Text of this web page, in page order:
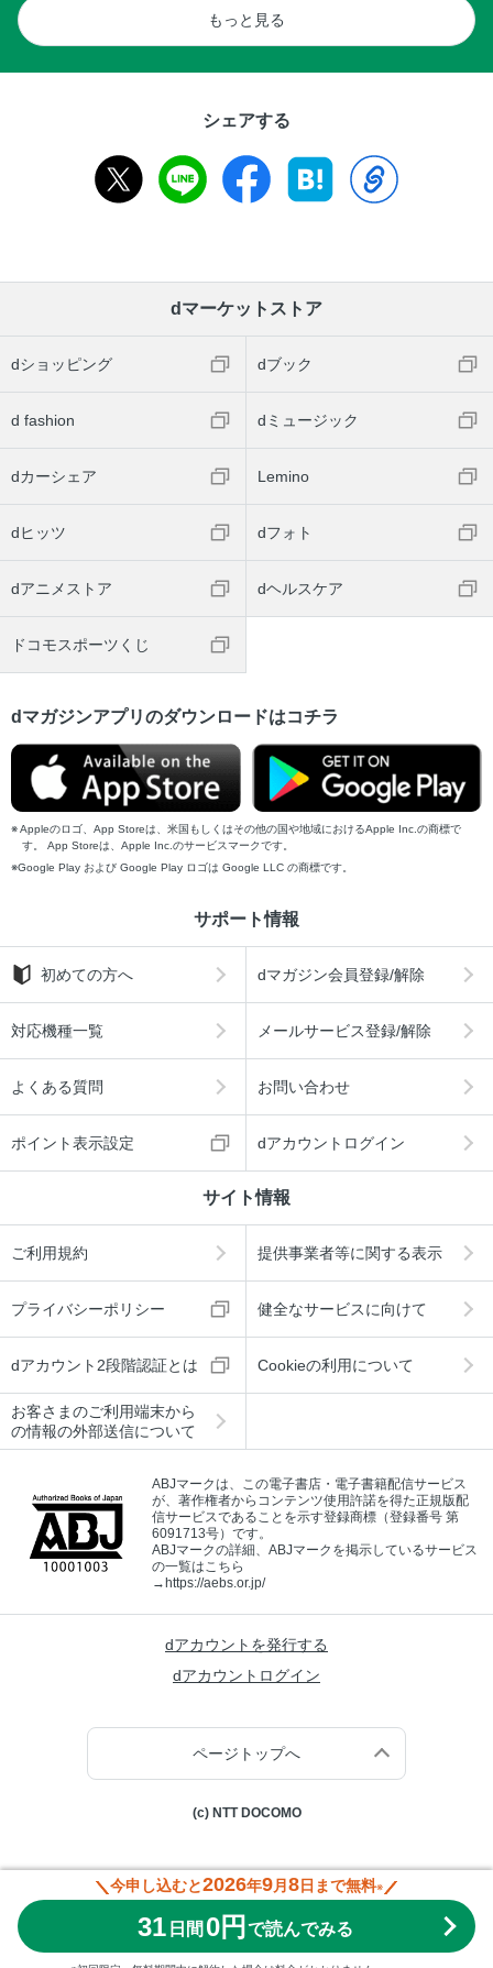
もっと見る
シェアする
dマーケットストア
dショッピング dブック
d fashion dミュージック
dカーシェア Lemino
dヒッツ dフォト
dアニメストア dヘルスケア
ドコモスポーツくじ
dマガジンアプリのダウンロードはコチラ
Appleのロゴ、App Storeは、米国もしくはその他の国や地域におけるApple Inc.の商標で
す。 App Storeは、Apple Inc.のサービスマークです。
Google Play および Google Play ロゴは Google LLC の商標です。
サポート情報
初めての方へ dマガジン会員登録/解除
対応機種一覧 メールサービス登録/解除
よくある質問 お問い合わせ
ポイント表示設定 dアカウントログイン
サイト情報
ご利用規約 提供事業者等に関する表示
プライバシーポリシー 健全なサービスに向けて
dアカウント2段階認証とは Cookieの利用について
お客さまのご利用端末から
の情報の外部送信について
ABJマークは、この電子書店・電子書籍配信サービス
が、著作権者からコンテンツ使用許諾を得た正規版配
信サービスであることを示す登録商標（登録番号 第
6091713号）です。
ABJマークの詳細、ABJマークを掲示しているサービス
の一覧はこちら
→https://aebs.or.jp/
dアカウントを発行する
dアカウントログイン
ページトップへ
(c) NTT DOCOMO
今申し込むと2026年9月 8日まで無料※
31 日間 0円 で読んでみる